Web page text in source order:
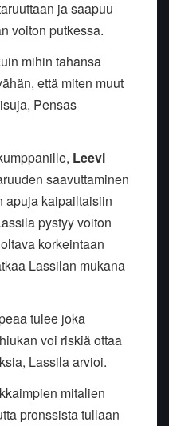
ja saapuu
voiton putkessa.
mihin tahansa
että miten muut
Pensas
Leevi
saavuttaminen
apuja kaipailtaisiin
pystyy voiton
korkeintaan
Lassilan mukana
tulee joka
voi riskiä ottaa
Lassila arvioi.
mitalien
pronssista tullaan